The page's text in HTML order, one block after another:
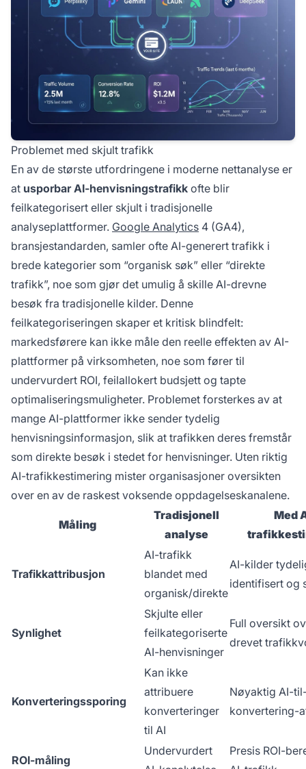
Problemet med skjult trafikk
En av de største utfordringene i moderne nettanalyse er
at usporbar AI-henvisningstrafikk ofte blir
feilkategorisert eller skjult i tradisjonelle
analyseplattformer. Google Analytics 4 (GA4),
bransjestandarden, samler ofte AI-generert trafikk i
brede kategorier som “organisk søk” eller “direkte
trafikk”, noe som gjør det umulig å skille AI-drevne
besøk fra tradisjonelle kilder. Denne
feilkategoriseringen skaper et kritisk blindfelt:
markedsførere kan ikke måle den reelle effekten av AI-
plattformer på virksomheten, noe som fører til
undervurdert ROI, feilallokert budsjett og tapte
optimaliseringsmuligheter. Problemet forsterkes av at
mange AI-plattformer ikke sender tydelig
henvisningsinformasjon, slik at trafikken deres fremstår
som direkte besøk i stedet for henvisninger. Uten riktig
AI-trafikkestimering mister organisasjoner oversikten
over en av de raskest voksende oppdagelseskanalene.
Måling
Tradisjonell
analyse
Med
Trafikkattribusjon
AI-trafikk
blandet med
organisk/direkte
AI-kilder
identifisert og
Synlighet
Skjulte eller
feilkategoriserte
AI-henvisninger
Full oversikt
drevet
Konverteringssporing
Kan ikke
attribuere
konverteringer
til AI
Nøyaktig AI-
konvertering-
ROI-måling
Undervurdert
Presis ROI-